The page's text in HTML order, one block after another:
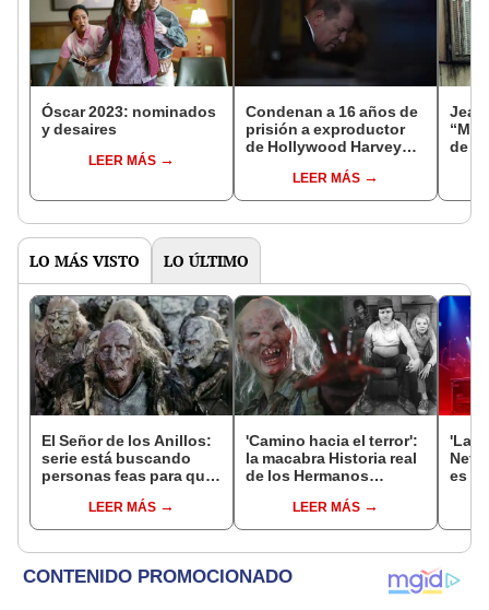
Óscar 2023: nominados
y desaires
LEER MÁS
Condenan a 16 años de
prisión a exproductor
de Hollywood Harvey
violación y abuso
sexual
LEER MÁS
“Me
de la
LO MÁS VISTO LO ÚLTIMO
El Señor de los Anillos:
serie está buscando
personas feas para que
LEER MÁS
'Camino hacia el terror':
la macabra Historia real
de los Hermanos
LEER MÁS
'La
es